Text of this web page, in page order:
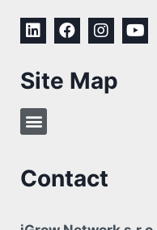
Site Map
Contact